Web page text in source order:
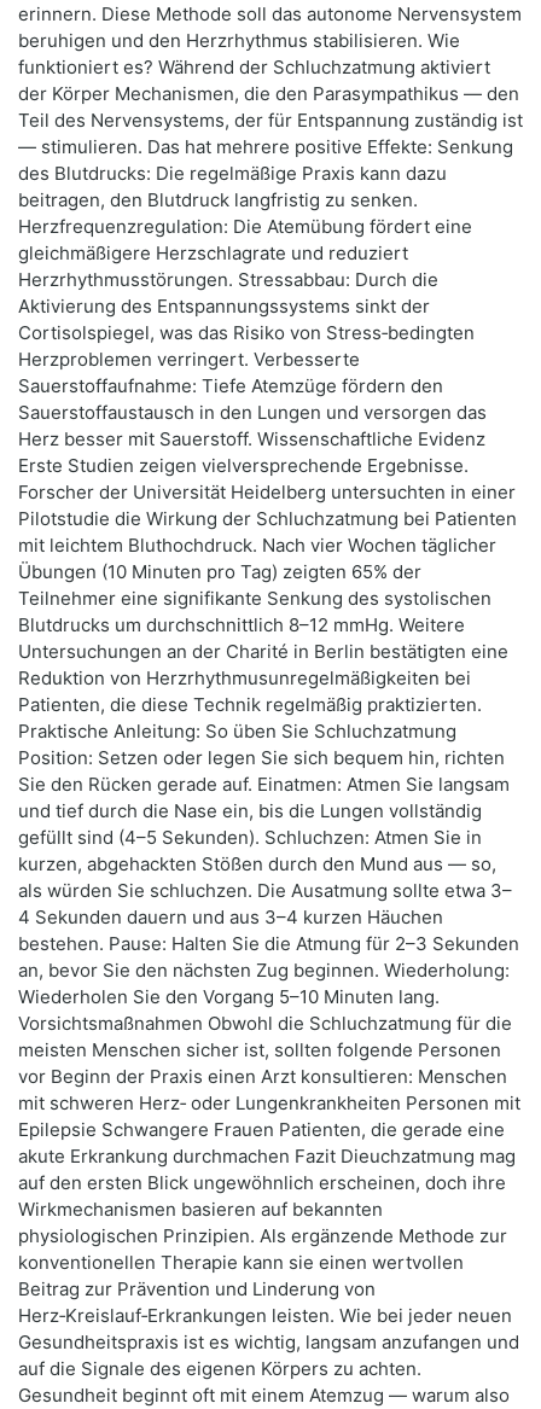
erinnern. Diese Methode soll das autonome Nervensystem
beruhigen und den Herzrhythmus stabilisieren. Wie
funktioniert es? Während der Schluchzatmung aktiviert
der Körper Mechanismen, die den Parasympathikus — den
Teil des Nervensystems, der für Entspannung zuständig ist
— stimulieren. Das hat mehrere positive Effekte: Senkung
des Blutdrucks: Die regelmäßige Praxis kann dazu
beitragen, den Blutdruck langfristig zu senken.
Herzfrequenzregulation: Die Atemübung fördert eine
gleichmäßigere Herzschlagrate und reduziert
Herzrhythmusstörungen. Stressabbau: Durch die
Aktivierung des Entspannungssystems sinkt der
Cortisolspiegel, was das Risiko von Stress‑bedingten
Herzproblemen verringert. Verbesserte
Sauerstoffaufnahme: Tiefe Atemzüge fördern den
Sauerstoffaustausch in den Lungen und versorgen das
Herz besser mit Sauerstoff. Wissenschaftliche Evidenz
Erste Studien zeigen vielversprechende Ergebnisse.
Forscher der Universität Heidelberg untersuchten in einer
Pilotstudie die Wirkung der Schluchzatmung bei Patienten
mit leichtem Bluthochdruck. Nach vier Wochen täglicher
Übungen (10 Minuten pro Tag) zeigten 65% der
Teilnehmer eine signifikante Senkung des systolischen
Blutdrucks um durchschnittlich 8–12 mmHg. Weitere
Untersuchungen an der Charité in Berlin bestätigten eine
Reduktion von Herzrhythmusunregelmäßigkeiten bei
Patienten, die diese Technik regelmäßig praktizierten.
Praktische Anleitung: So üben Sie Schluchzatmung
Position: Setzen oder legen Sie sich bequem hin, richten
Sie den Rücken gerade auf. Einatmen: Atmen Sie langsam
und tief durch die Nase ein, bis die Lungen vollständig
gefüllt sind (4–5 Sekunden). Schluchzen: Atmen Sie in
kurzen, abgehackten Stößen durch den Mund aus — so,
als würden Sie schluchzen. Die Ausatmung sollte etwa 3–
4 Sekunden dauern und aus 3–4 kurzen Häuchen
bestehen. Pause: Halten Sie die Atmung für 2–3 Sekunden
an, bevor Sie den nächsten Zug beginnen. Wiederholung:
Wiederholen Sie den Vorgang 5–10 Minuten lang.
Vorsichtsmaßnahmen Obwohl die Schluchzatmung für die
meisten Menschen sicher ist, sollten folgende Personen
vor Beginn der Praxis einen Arzt konsultieren: Menschen
mit schweren Herz‑ oder Lungenkrankheiten Personen mit
Epilepsie Schwangere Frauen Patienten, die gerade eine
akute Erkrankung durchmachen Fazit Dieuchzatmung mag
auf den ersten Blick ungewöhnlich erscheinen, doch ihre
Wirkmechanismen basieren auf bekannten
physiologischen Prinzipien. Als ergänzende Methode zur
konventionellen Therapie kann sie einen wertvollen
Beitrag zur Prävention und Linderung von
Herz‑Kreislauf‑Erkrankungen leisten. Wie bei jeder neuen
Gesundheitspraxis ist es wichtig, langsam anzufangen und
auf die Signale des eigenen Körpers zu achten.
Gesundheit beginnt oft mit einem Atemzug — warum also